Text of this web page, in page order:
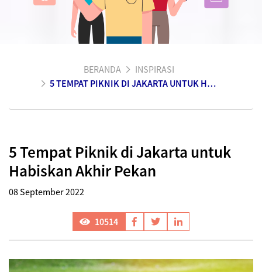
BERANDA
INSPIRASI
5 TEMPAT PIKNIK DI JAKARTA UNTUK HABISKAN AKHIR PEKAN
5 Tempat Piknik di Jakarta untuk
Habiskan Akhir Pekan
08 September 2022
10514